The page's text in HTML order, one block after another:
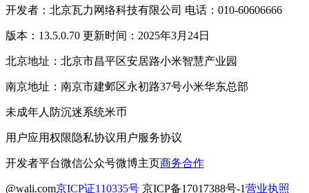
开发者：北京瓦力网络科技有限公司 电话：010-60606666
版本：13.5.0.70 更新时间：2025年3月24日
北京地址：北京市昌平区安居路小米智慧产业园
南京地址：南京市建邺区永初路37号小米华东总部
未成年人防沉迷系统米币
用户应用权限隐私协议用户服务协议
开发者平台微信公众号微博主页商务合作
@wali.com京ICP证110335号 京ICP备17017388号-1营业执照